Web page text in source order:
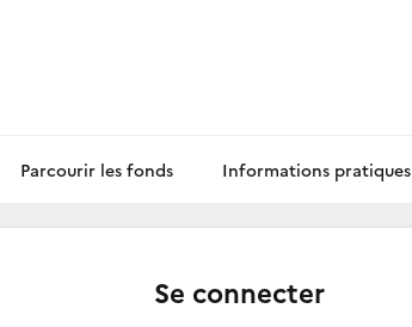
Parcourir les fonds Informations pratiques
Se connecter